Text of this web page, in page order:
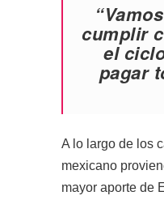
cumplir
el
pagar
A lo largo de los
mexicano
mayor aporte de